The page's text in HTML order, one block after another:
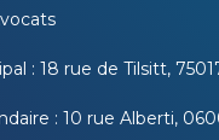
: 18 rue de Tilsitt,
: 10 rue Alberti,